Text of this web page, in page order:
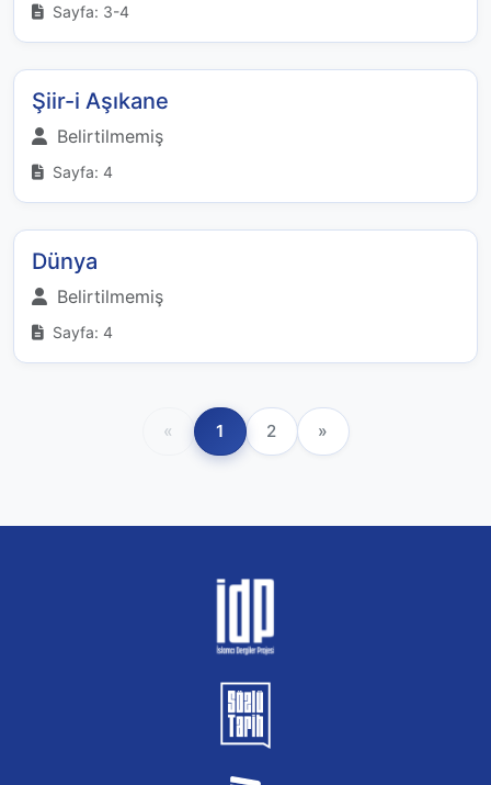
Sayfa: 3-4
Şiir-i Aşıkane
Belirtilmemiş
Sayfa: 4
Dünya
Belirtilmemiş
Sayfa: 4
« 1 2 »